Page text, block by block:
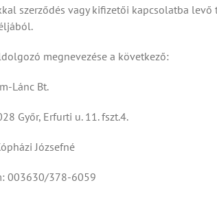
szerződés vagy kifizetői kapcsolatba
megnevezése a következő:
Lánc Bt.
Győr, Erfurti u. 11. fszt.4.
Józsefné
003630/378-6059